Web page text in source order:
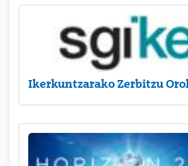
Ikerkuntzarako Zerbitzu